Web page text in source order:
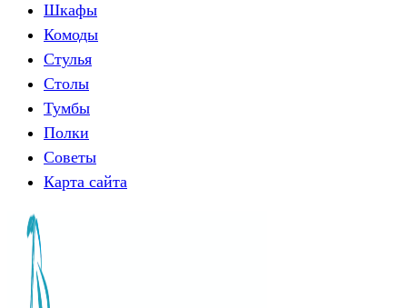
Шкафы
Комоды
Стулья
Столы
Тумбы
Полки
Советы
Карта сайта